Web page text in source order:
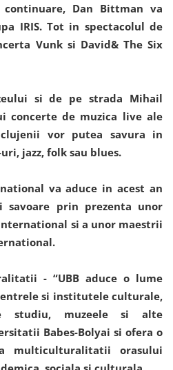
continuare, Dan Bittman va
IRIS. Tot in spectacolul de
Vunk si David& The Six
si de pe strada Mihail
concerte de muzica live ale
vor putea savura in
jazz, folk sau blues.
va aduce in acest an
savoare prin prezenta unor
si a unor maestrii
- “UBB aduce o lume
si institutele culturale,
studiu, muzeele si alte
Babes-Bolyai si ofera o
multiculturalitatii orasului